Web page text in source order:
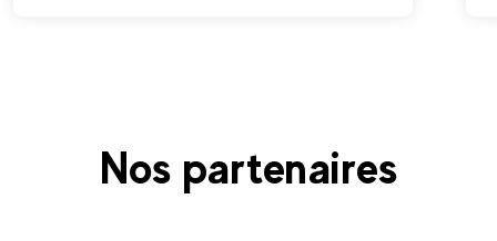
Nos partenaires